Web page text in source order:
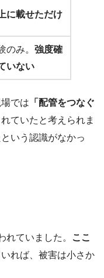
に載せただけ
のみ。 強度確
いない
では 「配管をつなぐ
ていたと考えられま
いう認識がなかっ
ていました。
ここ
れば、被害は小さか